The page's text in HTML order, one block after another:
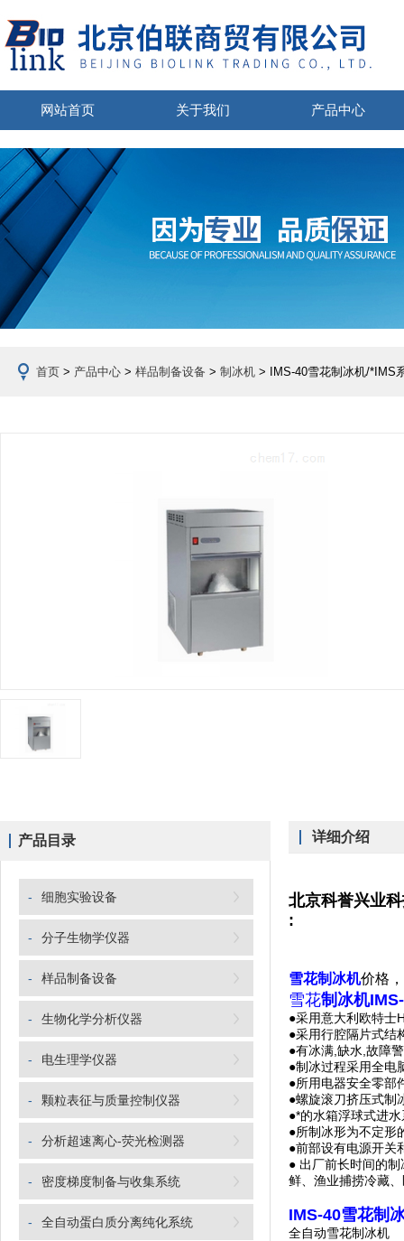
网站首页 关于我们 产品中心
首页 > 产品中心 > 样品制备设备 > 制冰机 > IMS-40雪花制冰机/*IMS
产品目录
- 细胞实验设备
- 分子生物学仪器
- 样品制备设备
- 生物化学分析仪器
- 电生理学仪器
- 颗粒表征与质量控制仪器
- 分析超速离心-荧光检测器
- 密度梯度制备与收集系统
- 全自动蛋白质分离纯化系统
详细介绍
北京科誉兴业
:
雪花制冰机价格，
雪花制冰机
●采用意大利欧特士
●采用行腔隔片式结
●有冰满,缺水,故障
●制冰过程采用全电
●所用电器安全零部
●螺旋滚刀挤压式制
●*的水箱浮球式进
●所制冰形为不定形
●前部设有电源开关
● 出厂前长时间的
鲜、渔业捕捞冷藏
IMS-40雪花制
全自动雪花制冰机